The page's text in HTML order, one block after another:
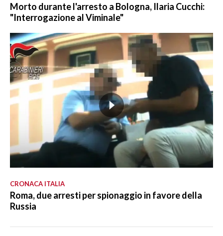
Morto durante l'arresto a Bologna, Ilaria Cucchi:
"Interrogazione al Viminale"
CRONACA ITALIA
Roma, due arresti per spionaggio in favore della
Russia